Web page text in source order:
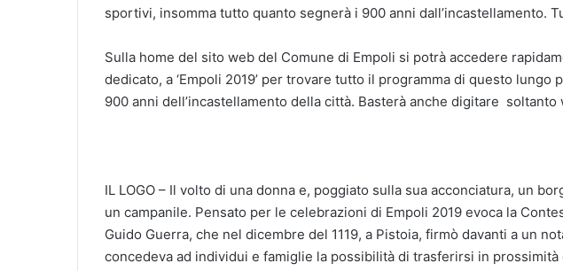
sportivi, insomma tutto quanto segnerà i 900 anni dall’incastellamento.
Sulla home del sito web del Comune di Empoli si potrà accedere
dedicato, a ‘Empoli 2019’ per trovare tutto il programma di questo lungo
900 anni dell’incastellamento della città. Basterà anche digitare soltanto
IL LOGO – Il volto di una donna e, poggiato sulla sua acconciatura, un
un campanile. Pensato per le celebrazioni di Empoli 2019 evoca la
Guido Guerra, che nel dicembre del 1119, a Pistoia, firmò davanti a un
concedeva ad individui e famiglie la possibilità di trasferirsi in prossimità